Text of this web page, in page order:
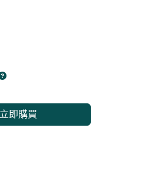
即購買